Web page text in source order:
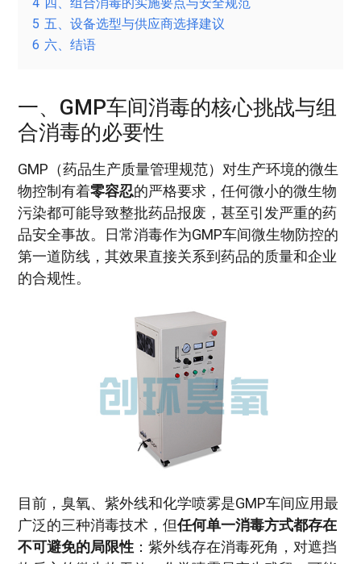
5 五、设备选型与供应商选择建议
6 六、结语
一、GMP车间消毒的核心挑战与组
合消毒的必要性
GMP（药品生产质量管理规范）对生产环境的微生
物控制有着零容忍的严格要求，任何微小的微生物
污染都可能导致整批药品报废，甚至引发严重的药
品安全事故。日常消毒作为GMP车间微生物防控的
第一道防线，其效果直接关系到药品的质量和企业
的合规性。
目前，臭氧、紫外线和化学喷雾是GMP车间应用最
广泛的三种消毒技术，但任何单一消毒方式都存在
不可避免的局限性 ：紫外线存在消毒死角，对遮挡